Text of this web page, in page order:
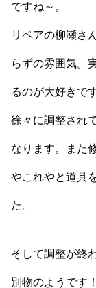
ですね～。
リペアの柳瀬さ
らずの雰囲気。
るのが大好きで
徐々に調整され
なります。また
やこれやと道具
た。
そして調整が終
別 物のようです